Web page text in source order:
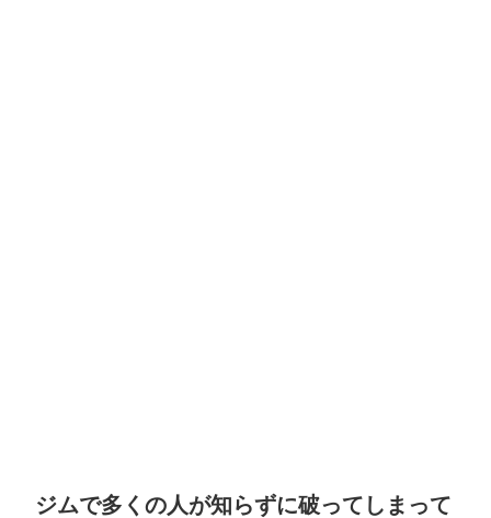
ジムで多くの人が知らずに破ってしまって